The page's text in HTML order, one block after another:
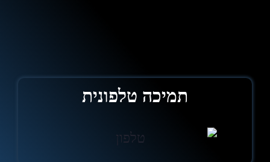
תמיכה טלפונית